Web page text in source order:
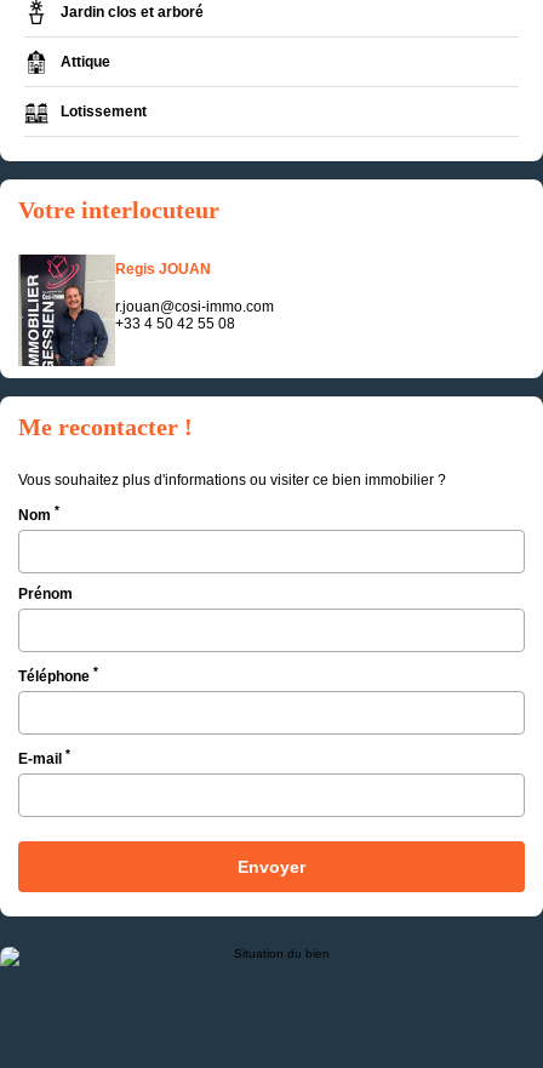
Jardin clos et arboré
Attique
Lotissement
Votre interlocuteur
Regis JOUAN
r.jouan@cosi-immo.com
+33 4 50 42 55 08
Me recontacter !
Vous souhaitez plus d'informations ou visiter ce bien immobilier ?
Nom *
Prénom
Téléphone *
E-mail *
Envoyer